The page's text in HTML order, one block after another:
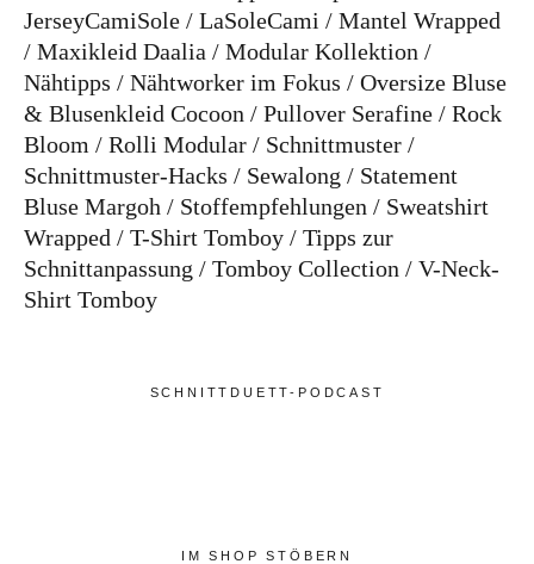
JerseyCamiSole
LaSoleCami
Mantel Wrapped
Maxikleid Daalia
Modular Kollektion
Nähtipps
Nähtworker im Fokus
Oversize Bluse
& Blusenkleid Cocoon
Pullover Serafine
Rock
Bloom
Rolli Modular
Schnittmuster
Schnittmuster-Hacks
Sewalong
Statement
Bluse Margoh
Stoffempfehlungen
Sweatshirt
Wrapped
T-Shirt Tomboy
Tipps zur
Schnittanpassung
Tomboy Collection
V-Neck-
Shirt Tomboy
SCHNITTDUETT-PODCAST
IM SHOP STÖBERN